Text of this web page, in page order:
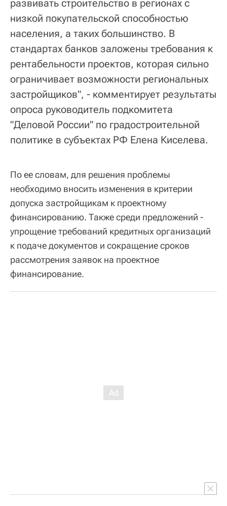
развивать строительство в регионах с
низкой покупательской способностью
населения, а таких большинство. В
стандартах банков заложены требования к
рентабельности проектов, которая сильно
ограничивает возможности региональных
застройщиков", - комментирует результаты
опроса руководитель подкомитета
"Деловой России" по градостроительной
политике в субъектах РФ Елена Киселева.
По ее словам, для решения проблемы
необходимо вносить изменения в критерии
допуска застройщикам к проектному
финансированию. Также среди предложений -
упрощение требований кредитных организаций
к подаче документов и сокращение сроков
рассмотрения заявок на проектное
финансирование.